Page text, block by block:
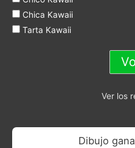
Chica Kawaii
Tarta Kawaii
Ver los
Dibujo